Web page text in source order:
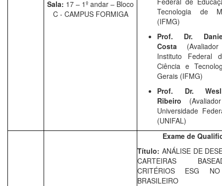
Sala: 17 – 1º andar – Bloco
C - CAMPUS FORMIGA
Tecnologia de
(IFMG)
Prof. Dr.
Costa
Instituto Federal
Ciência e
Gerais (IFMG)
Prof. Dr.
Ribeiro
Universidade
(UNIFAL)
Exame de
Título: ANÁLISE DE
CARTEIRAS
CRITÉRIOS ESG NO
BRASILEIRO